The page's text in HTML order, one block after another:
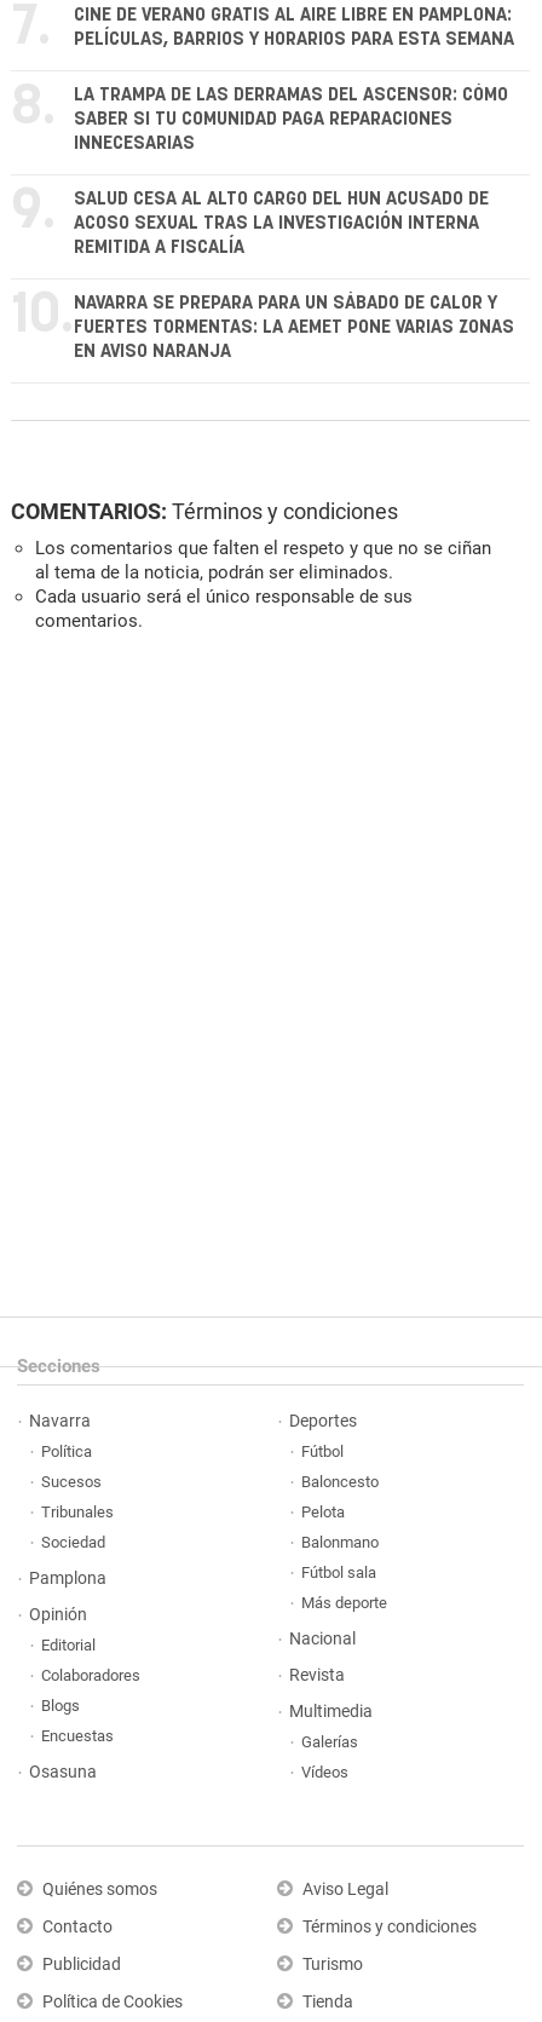
7.
CINE DE VERANO GRATIS AL AIRE LIBRE EN PAMPLONA:
PELÍCULAS, BARRIOS Y HORARIOS PARA ESTA SEMANA
8.
LA TRAMPA DE LAS DERRAMAS DEL ASCENSOR: CÓMO
SABER SI TU COMUNIDAD PAGA REPARACIONES
INNECESARIAS
9.
SALUD CESA AL ALTO CARGO DEL HUN ACUSADO DE
ACOSO SEXUAL TRAS LA INVESTIGACIÓN INTERNA
REMITIDA A FISCALÍA
10. NAVARRA SE PREPARA PARA UN SÁBADO DE CALOR Y
FUERTES TORMENTAS: LA AEMET PONE VARIAS ZONAS
EN AVISO NARANJA
COMENTARIOS: Términos y condiciones
Los comentarios que falten el respeto y que no se ciñan
al tema de la noticia, podrán ser eliminados.
Cada usuario será el único responsable de sus
comentarios.
Secciones
Navarra
Política
Sucesos
Tribunales
Sociedad
Pamplona
Opinión
Editorial
Colaboradores
Blogs
Encuestas
Osasuna
Deportes
Fútbol
Baloncesto
Pelota
Balonmano
Fútbol sala
Más deporte
Nacional
Revista
Multimedia
Galerías
Vídeos
Quiénes somos
Contacto
Publicidad
Política de Cookies
Aviso Legal
Términos y condiciones
Turismo
Tienda